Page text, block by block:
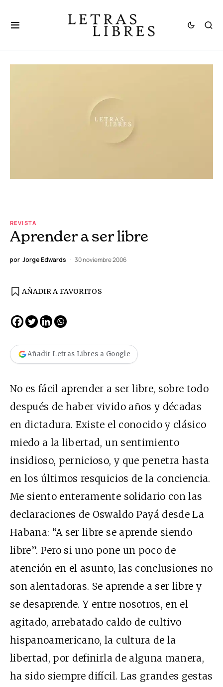
REVISTA
Aprender a ser libre
por Jorge Edwards 30 noviembre 2006
AÑADIR A FAVORITOS
Añadir Letras Libres a Google
No es fácil aprender a ser libre, sobre todo
después de haber vivido años y décadas
en dictadura. Existe el conocido y clásico
miedo a la libertad, un sentimiento
insidioso, pernicioso, y que penetra hasta
en los últimos resquicios de la conciencia.
Me siento enteramente solidario con las
declaraciones de Oswaldo Payá desde La
Habana: “A ser libre se aprende siendo
libre”. Pero si uno pone un poco de
atención en el asunto, las conclusiones no
son alentadoras. Se aprende a ser libre y
se desaprende. Y entre nosotros, en el
agitado, arrebatado caldo de cultivo
hispanoamericano, la cultura de la
libertad, por definirla de alguna manera,
ha sido siempre difícil. Las grandes gestas